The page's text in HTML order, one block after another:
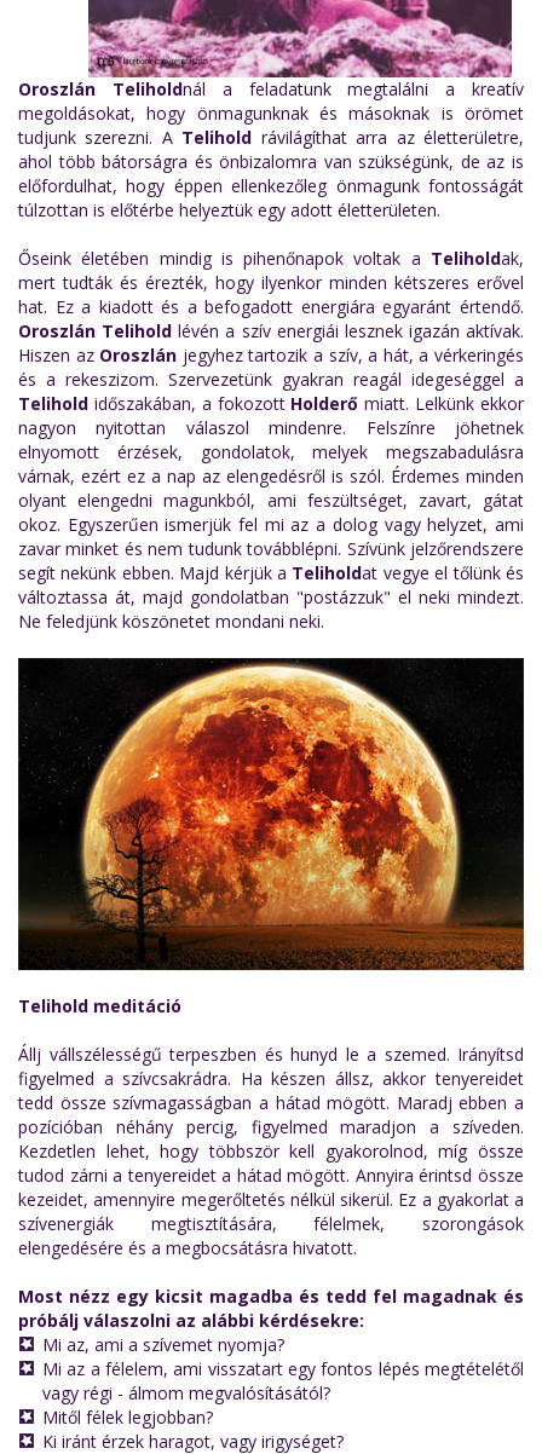
Oroszlán Teliholdnál a feladatunk megtalálni a kreatív
megoldásokat, hogy önmagunknak és másoknak is örömet
tudjunk szerezni. A Telihold rávilágíthat arra az életterületre,
ahol több bátorságra és önbizalomra van szükségünk, de az is
előfordulhat, hogy éppen ellenkezőleg önmagunk fontosságát
túlzottan is előtérbe helyeztük egy adott életterületen.
Őseink életében mindig is pihenőnapok voltak a Teliholdak,
mert tudták és érezték, hogy ilyenkor minden kétszeres erővel
hat. Ez a kiadott és a befogadott energiára egyaránt értendő.
Oroszlán Telihold lévén a szív energiái lesznek igazán aktívak.
Hiszen az Oroszlán jegyhez tartozik a szív, a hát, a vérkeringés
és a rekeszizom. Szervezetünk gyakran reagál idegeséggel a
Telihold időszakában, a fokozott Holderő miatt. Lelkünk ekkor
nagyon nyitottan válaszol mindenre. Felszínre jöhetnek
elnyomott érzések, gondolatok, melyek megszabadulásra
várnak, ezért ez a nap az elengedésről is szól. Érdemes minden
olyant elengedni magunkból, ami feszültséget, zavart, gátat
okoz. Egyszerűen ismerjük fel mi az a dolog vagy helyzet, ami
zavar minket és nem tudunk továbblépni. Szívünk jelzőrendszere
segít nekünk ebben. Majd kérjük a Teliholdat vegye el tőlünk és
változtassa át, majd gondolatban "postázzuk" el neki mindezt.
Ne feledjünk köszönetet mondani neki.
Telihold meditáció
Állj vállszélességű terpeszben és hunyd le a szemed. Irányítsd
figyelmed a szívcsakrádra. Ha készen állsz, akkor tenyereidet
tedd össze szívmagasságban a hátad mögött. Maradj ebben a
pozícióban néhány percig, figyelmed maradjon a szíveden.
Kezdetlen lehet, hogy többször kell gyakorolnod, míg össze
tudod zárni a tenyereidet a hátad mögött. Annyira érintsd össze
kezeidet, amennyire megerőltetés nélkül sikerül. Ez a gyakorlat a
szívenergiák megtisztítására, félelmek, szorongások
elengedésére és a megbocsátásra hivatott.
Most nézz egy kicsit magadba és tedd fel magadnak és
próbálj válaszolni az alábbi kérdésekre:
Mi az, ami a szívemet nyomja?
Mi az a félelem, ami visszatart egy fontos lépés megtételétől
vagy régi - álmom megvalósításától?
Mitől félek legjobban?
Ki iránt érzek haragot, vagy irigységet?